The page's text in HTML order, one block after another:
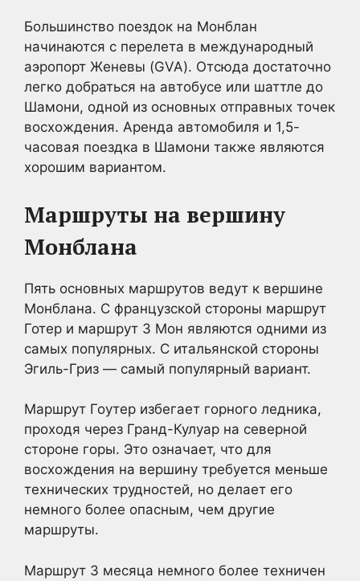
Большинство поездок на Монблан
начинаются с перелета в международный
аэропорт Женевы (GVA). Отсюда достаточно
легко добраться на автобусе или шаттле до
Шамони, одной из основных отправных точек
восхождения. Аренда автомобиля и 1,5-
часовая поездка в Шамони также являются
хорошим вариантом.
Маршруты на вершину
Монблана
Пять основных маршрутов ведут к вершине
Монблана. С французской стороны маршрут
Готер и маршрут 3 Мон являются одними из
самых популярных. С итальянской стороны
Эгиль-Гриз — самый популярный вариант.
Маршрут Гоутер избегает горного ледника,
проходя через Гранд-Кулуар на северной
стороне горы. Это означает, что для
восхождения на вершину требуется меньше
технических трудностей, но делает его
немного более опасным, чем другие
маршруты.
Маршрут 3 месяца немного более техничен